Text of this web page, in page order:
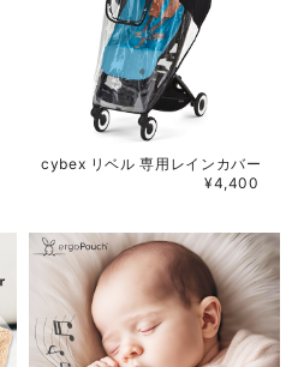
cybex リベル 専用レインカバー
¥4,400